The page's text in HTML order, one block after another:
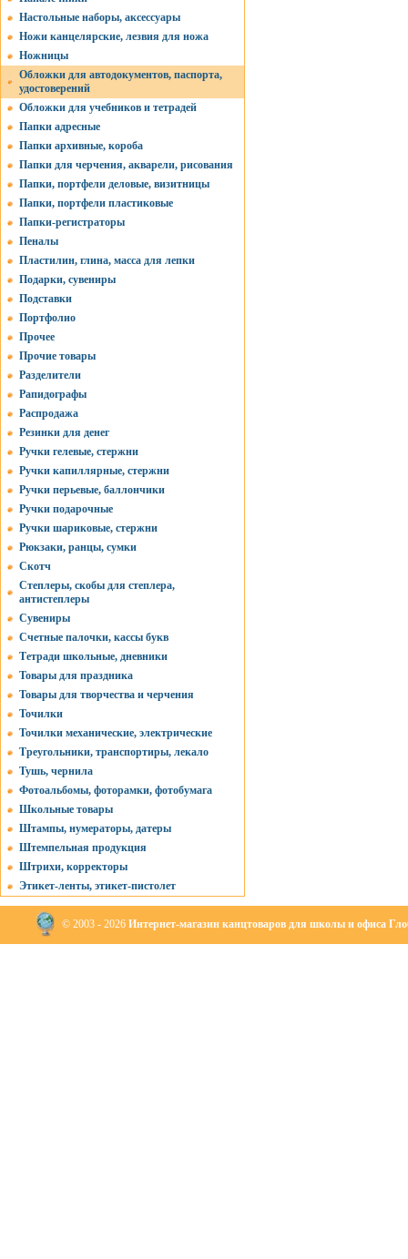
Настольные наборы, аксессуары
Ножи канцелярские, лезвия для ножа
Ножницы
Обложки для автодокументов, паспорта,
удостоверений
Обложки для учебников и тетрадей
Папки адресные
Папки архивные, короба
Папки для черчения, акварели, рисования
Папки, портфели деловые, визитницы
Папки, портфели пластиковые
Папки-регистраторы
Пеналы
Пластилин, глина, масса для лепки
Подарки, сувениры
Подставки
Портфолио
Прочее
Прочие товары
Разделители
Рапидографы
Распродажа
Резинки для денег
Ручки гелевые, стержни
Ручки капиллярные, стержни
Ручки перьевые, баллончики
Ручки подарочные
Ручки шариковые, стержни
Рюкзаки, ранцы, сумки
Скотч
Степлеры, скобы для степлера,
антистеплеры
Сувениры
Счетные палочки, кассы букв
Тетради школьные, дневники
Товары для праздника
Товары для творчества и черчения
Точилки
Точилки механические, электрические
Треугольники, транспортиры, лекало
Тушь, чернила
Фотоальбомы, фоторамки, фотобумага
Школьные товары
Штампы, нумераторы, датеры
Штемпельная продукция
Штрихи, корректоры
Этикет-ленты, этикет-пистолет
© 2003 - 2026 Интернет-магазин канцтоваров для школы и офиса